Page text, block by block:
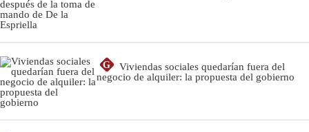
G
Viviendas sociales quedarían fuera del
negocio de alquiler: la propuesta del gobierno